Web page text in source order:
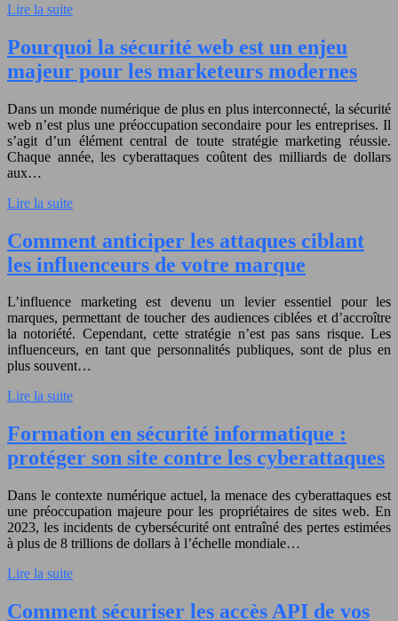
Lire la suite
Pourquoi la sécurité web est un enjeu
majeur pour les marketeurs modernes
Dans un monde numérique de plus en plus interconnecté, la sécurité
web n’est plus une préoccupation secondaire pour les entreprises. Il
s’agit d’un élément central de toute stratégie marketing réussie.
Chaque année, les cyberattaques coûtent des milliards de dollars
aux…
Lire la suite
Comment anticiper les attaques ciblant
les influenceurs de votre marque
L’influence marketing est devenu un levier essentiel pour les
marques, permettant de toucher des audiences ciblées et d’accroître
la notoriété. Cependant, cette stratégie n’est pas sans risque. Les
influenceurs, en tant que personnalités publiques, sont de plus en
plus souvent…
Lire la suite
Formation en sécurité informatique :
protéger son site contre les cyberattaques
Dans le contexte numérique actuel, la menace des cyberattaques est
une préoccupation majeure pour les propriétaires de sites web. En
2023, les incidents de cybersécurité ont entraîné des pertes estimées
à plus de 8 trillions de dollars à l’échelle mondiale…
Lire la suite
Comment sécuriser les accès API de vos